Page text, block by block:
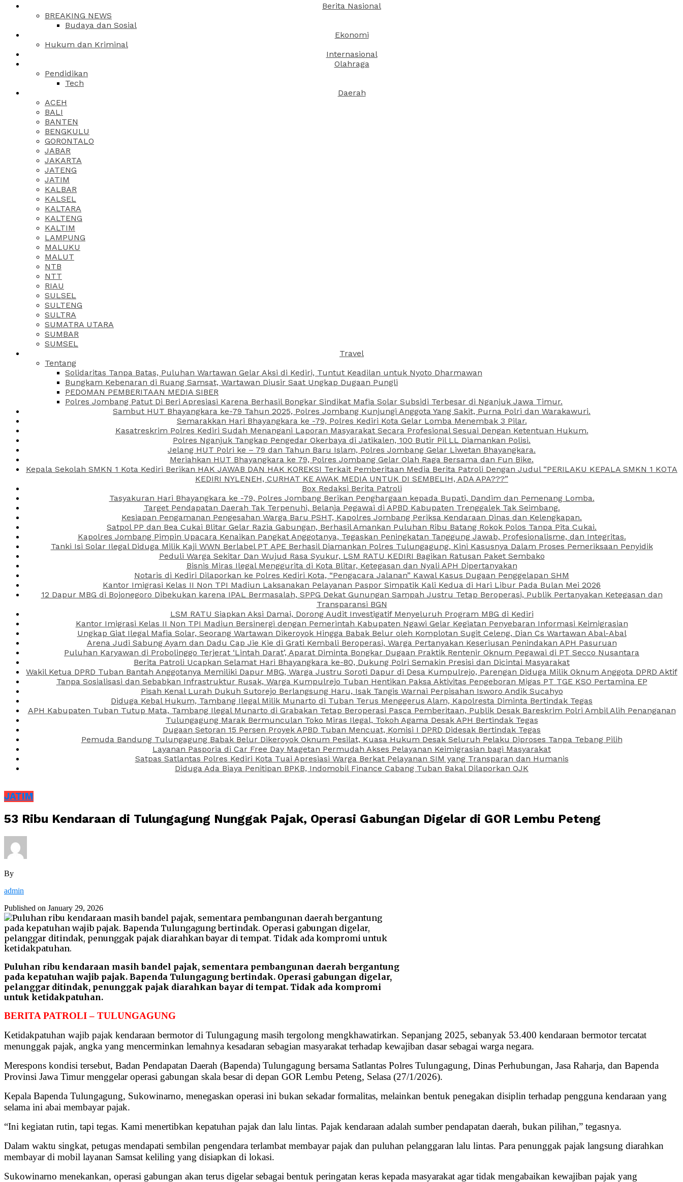
Berita Nasional
BREAKING NEWS
Budaya dan Sosial
Ekonomi
Hukum dan Kriminal
Internasional
Olahraga
Pendidikan
Tech
Daerah
ACEH
BALI
BANTEN
BENGKULU
GORONTALO
JABAR
JAKARTA
JATENG
JATIM
KALBAR
KALSEL
KALTARA
KALTENG
KALTIM
LAMPUNG
MALUKU
MALUT
NTB
NTT
RIAU
SULSEL
SULTENG
SULTRA
SUMATRA UTARA
SUMBAR
SUMSEL
Travel
Tentang
Solidaritas Tanpa Batas, Puluhan Wartawan Gelar Aksi di Kediri, Tuntut Keadilan untuk Nyoto Dharmawan
Bungkam Kebenaran di Ruang Samsat, Wartawan Diusir Saat Ungkap Dugaan Pungli
PEDOMAN PEMBERITAAN MEDIA SIBER
Polres Jombang Patut Di Beri Apresiasi Karena Berhasil Bongkar Sindikat Mafia Solar Subsidi Terbesar di Nganjuk Jawa Timur.
Sambut HUT Bhayangkara ke-79 Tahun 2025, Polres Jombang Kunjungi Anggota Yang Sakit, Purna Polri dan Warakawuri.
Semarakkan Hari Bhayangkara ke -79, Polres Kediri Kota Gelar Lomba Menembak 3 Pilar.
Kasatreskrim Polres Kediri Sudah Menangani Laporan Masyarakat Secara Profesional Sesuai Dengan Ketentuan Hukum.
Polres Nganjuk Tangkap Pengedar Okerbaya di Jatikalen, 100 Butir Pil LL Diamankan Polisi.
Jelang HUT Polri ke – 79 dan Tahun Baru Islam, Polres Jombang Gelar Liwetan Bhayangkara.
Meriahkan HUT Bhayangkara ke 79, Polres Jombang Gelar Olah Raga Bersama dan Fun Bike.
Kepala Sekolah SMKN 1 Kota Kediri Berikan HAK JAWAB DAN HAK KOREKSI Terkait Pemberitaan Media Berita Patroli Dengan Judul “PERILAKU KEPALA SMKN 1 KOTA
KEDIRI NYLENEH, CURHAT KE AWAK MEDIA UNTUK DI SEMBELIH, ADA APA???”
Box Redaksi Berita Patroli
Tasyakuran Hari Bhayangkara ke -79, Polres Jombang Berikan Penghargaan kepada Bupati, Dandim dan Pemenang Lomba.
Target Pendapatan Daerah Tak Terpenuhi, Belanja Pegawai di APBD Kabupaten Trenggalek Tak Seimbang.
Kesiapan Pengamanan Pengesahan Warga Baru PSHT, Kapolres Jombang Periksa Kendaraan Dinas dan Kelengkapan.
Satpol PP dan Bea Cukai Blitar Gelar Razia Gabungan, Berhasil Amankan Puluhan Ribu Batang Rokok Polos Tanpa Pita Cukai.
Kapolres Jombang Pimpin Upacara Kenaikan Pangkat Anggotanya, Tegaskan Peningkatan Tanggung Jawab, Profesionalisme, dan Integritas.
Tanki Isi Solar Ilegal Diduga Milik Kaji WWN Berlabel PT APE Berhasil Diamankan Polres Tulungagung, Kini Kasusnya Dalam Proses Pemeriksaan Penyidik
Peduli Warga Sekitar Dan Wujud Rasa Syukur, LSM RATU KEDIRI Bagikan Ratusan Paket Sembako
Bisnis Miras Ilegal Menggurita di Kota Blitar, Ketegasan dan Nyali APH Dipertanyakan
Notaris di Kediri Dilaporkan ke Polres Kediri Kota, “Pengacara Jalanan” Kawal Kasus Dugaan Penggelapan SHM
Kantor Imigrasi Kelas II Non TPI Madiun Laksanakan Pelayanan Paspor Simpatik Kali Kedua di Hari Libur Pada Bulan Mei 2026
12 Dapur MBG di Bojonegoro Dibekukan karena IPAL Bermasalah, SPPG Dekat Gunungan Sampah Justru Tetap Beroperasi, Publik Pertanyakan Ketegasan dan
Transparansi BGN
LSM RATU Siapkan Aksi Damai, Dorong Audit Investigatif Menyeluruh Program MBG di Kediri
Kantor Imigrasi Kelas II Non TPI Madiun Bersinergi dengan Pemerintah Kabupaten Ngawi Gelar Kegiatan Penyebaran Informasi Keimigrasian
Ungkap Giat Ilegal Mafia Solar, Seorang Wartawan Dikeroyok Hingga Babak Belur oleh Komplotan Sugit Celeng, Dian Cs Wartawan Abal-Abal
Arena Judi Sabung Ayam dan Dadu Cap Jie Kie di Grati Kembali Beroperasi, Warga Pertanyakan Keseriusan Penindakan APH Pasuruan
Puluhan Karyawan di Probolinggo Terjerat ‘Lintah Darat’, Aparat Diminta Bongkar Dugaan Praktik Rentenir Oknum Pegawai di PT Secco Nusantara
Berita Patroli Ucapkan Selamat Hari Bhayangkara ke-80, Dukung Polri Semakin Presisi dan Dicintai Masyarakat
Wakil Ketua DPRD Tuban Bantah Anggotanya Memiliki Dapur MBG, Warga Justru Soroti Dapur di Desa Kumpulrejo, Parengan Diduga Milik Oknum Anggota DPRD Aktif
Tanpa Sosialisasi dan Sebabkan Infrastruktur Rusak, Warga Kumpulrejo Tuban Hentikan Paksa Aktivitas Pengeboran Migas PT TGE KSO Pertamina EP
Pisah Kenal Lurah Dukuh Sutorejo Berlangsung Haru, Isak Tangis Warnai Perpisahan Isworo Andik Sucahyo
Diduga Kebal Hukum, Tambang Ilegal Milik Munarto di Tuban Terus Menggerus Alam, Kapolresta Diminta Bertindak Tegas
APH Kabupaten Tuban Tutup Mata, Tambang Ilegal Munarto di Grabakan Tetap Beroperasi Pasca Pemberitaan, Publik Desak Bareskrim Polri Ambil Alih Penanganan
Tulungagung Marak Bermunculan Toko Miras Ilegal, Tokoh Agama Desak APH Bertindak Tegas
Dugaan Setoran 15 Persen Proyek APBD Tuban Mencuat, Komisi I DPRD Didesak Bertindak Tegas
Pemuda Bandung Tulungagung Babak Belur Dikeroyok Oknum Pesilat, Kuasa Hukum Desak Seluruh Pelaku Diproses Tanpa Tebang Pilih
Layanan Pasporia di Car Free Day Magetan Permudah Akses Pelayanan Keimigrasian bagi Masyarakat
Satpas Satlantas Polres Kediri Kota Tuai Apresiasi Warga Berkat Pelayanan SIM yang Transparan dan Humanis
Diduga Ada Biaya Penitipan BPKB, Indomobil Finance Cabang Tuban Bakal Dilaporkan OJK
JATIM
53 Ribu Kendaraan di Tulungagung Nunggak Pajak, Operasi Gabungan Digelar di GOR Lembu Peteng
By
admin
Published on January 29, 2026
Puluhan ribu kendaraan masih bandel pajak, sementara pembangunan daerah bergantung
pada kepatuhan wajib pajak. Bapenda Tulungagung bertindak. Operasi gabungan digelar,
pelanggar ditindak, penunggak pajak diarahkan bayar di tempat. Tidak ada kompromi
untuk ketidakpatuhan.
BERITA PATROLI – TULUNGAGUNG
Ketidakpatuhan wajib pajak kendaraan bermotor di Tulungagung masih tergolong mengkhawatirkan. Sepanjang 2025, sebanyak 53.400 kendaraan bermotor tercatat
menunggak pajak, angka yang mencerminkan lemahnya kesadaran sebagian masyarakat terhadap kewajiban dasar sebagai warga negara.
Merespons kondisi tersebut, Badan Pendapatan Daerah (Bapenda) Tulungagung bersama Satlantas Polres Tulungagung, Dinas Perhubungan, Jasa Raharja, dan Bapenda
Provinsi Jawa Timur menggelar operasi gabungan skala besar di depan GOR Lembu Peteng, Selasa (27/1/2026).
Kepala Bapenda Tulungagung, Sukowinarno, menegaskan operasi ini bukan sekadar formalitas, melainkan bentuk penegakan disiplin terhadap pengguna kendaraan yang
selama ini abai membayar pajak.
“Ini kegiatan rutin, tapi tegas. Kami menertibkan kepatuhan pajak dan lalu lintas. Pajak kendaraan adalah sumber pendapatan daerah, bukan pilihan,” tegasnya.
Dalam waktu singkat, petugas mendapati sembilan pengendara terlambat membayar pajak dan puluhan pelanggaran lalu lintas. Para penunggak pajak langsung diarahkan
membayar di mobil layanan Samsat keliling yang disiapkan di lokasi.
Sukowinarno menekankan, operasi gabungan akan terus digelar sebagai bentuk peringatan keras kepada masyarakat agar tidak mengabaikan kewajiban pajak yang